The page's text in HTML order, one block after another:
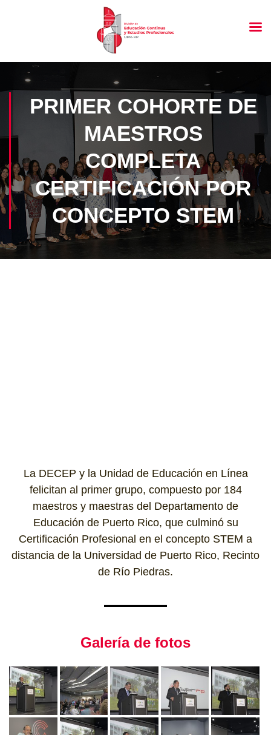
PRIMER COHORTE DE
MAESTROS
COMPLETA
CERTIFICACIÓN POR
CONCEPTO STEM
La DECEP y la Unidad de Educación en Línea
felicitan al primer grupo, compuesto por 184
maestros y maestras del Departamento de
Educación de Puerto Rico, que culminó su
Certificación Profesional en el concepto STEM a
distancia de la Universidad de Puerto Rico, Recinto
de Río Piedras.
Galería de fotos